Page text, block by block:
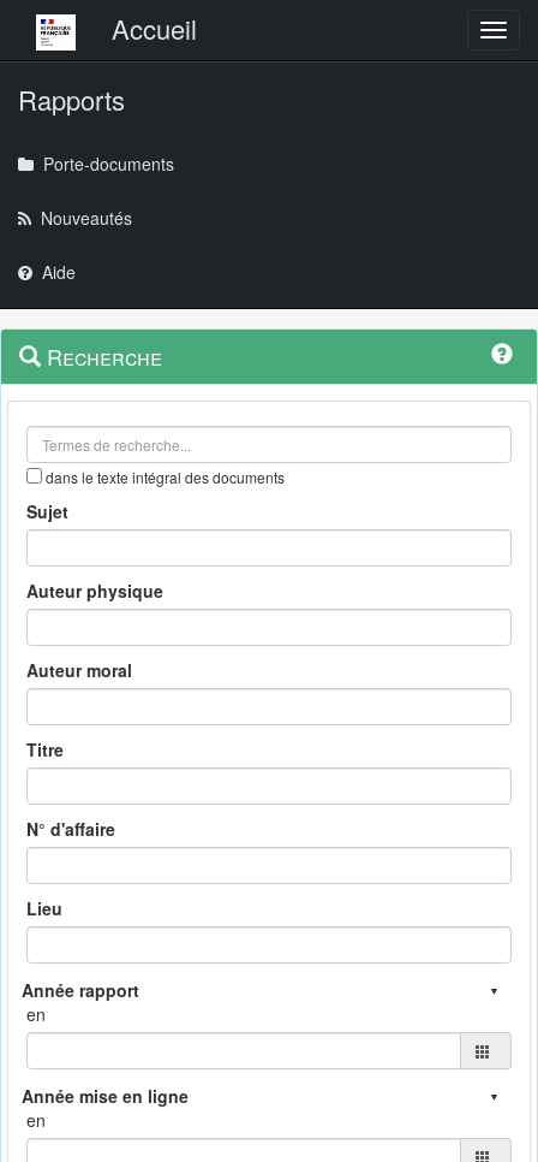
Menu principalAccueil
Rapports
Porte-documents
Nouveautés
Aide
Navigation
outils
Menu
contextuel
Recherche
dans le texte intégral des documents
Sujet
Auteur physique
Auteur moral
Titre
N° d'affaire
Lieu
en
en